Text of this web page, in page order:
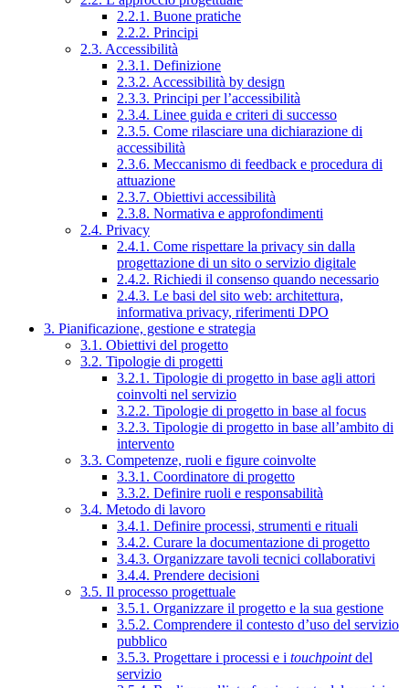
2.2.1. Buone pratiche
2.2.2. Principi
2.3. Accessibilità
2.3.1. Definizione
2.3.2. Accessibilità by design
2.3.3. Principi per l’accessibilità
2.3.4. Linee guida e criteri di successo
2.3.5. Come rilasciare una dichiarazione di
accessibilità
2.3.6. Meccanismo di feedback e procedura di
attuazione
2.3.7. Obiettivi accessibilità
2.3.8. Normativa e approfondimenti
2.4. Privacy
2.4.1. Come rispettare la privacy sin dalla
progettazione di un sito o servizio digitale
2.4.2. Richiedi il consenso quando necessario
2.4.3. Le basi del sito web: architettura,
informativa privacy, riferimenti DPO
3. Pianificazione, gestione e strategia
3.1. Obiettivi del progetto
3.2. Tipologie di progetti
3.2.1. Tipologie di progetto in base agli attori
coinvolti nel servizio
3.2.2. Tipologie di progetto in base al focus
3.2.3. Tipologie di progetto in base all’ambito di
intervento
3.3. Competenze, ruoli e figure coinvolte
3.3.1. Coordinatore di progetto
3.3.2. Definire ruoli e responsabilità
3.4. Metodo di lavoro
3.4.1. Definire processi, strumenti e rituali
3.4.2. Curare la documentazione di progetto
3.4.3. Organizzare tavoli tecnici collaborativi
3.4.4. Prendere decisioni
3.5. Il processo progettuale
3.5.1. Organizzare il progetto e la sua gestione
3.5.2. Comprendere il contesto d’uso del servizio
pubblico
3.5.3. Progettare i processi e i touchpointdel
servizio